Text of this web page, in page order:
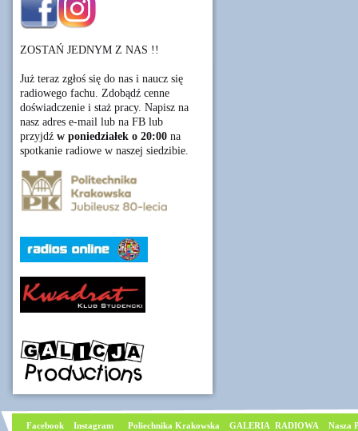
ZOSTAŃ JEDNYM Z NAS !!
Już teraz zgłoś się do nas i naucz się
radiowego fachu. Zdobądź cenne
doświadczenie i staż pracy. Napisz na
nasz adres e-mail lub na FB lub
przyjdź w poniedziałek o 20:00 na
spotkanie radiowe w naszej siedzibie.
Facebook Instagram Poliechnika Krakowska GALERIA RADIOWA Nasza